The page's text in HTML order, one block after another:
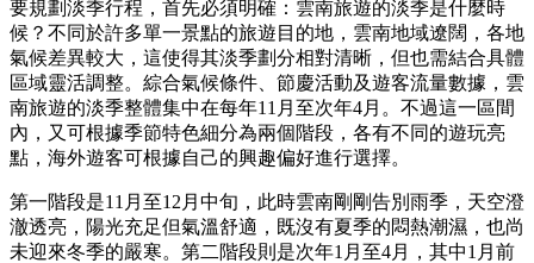
要規劃淡季行程，首先必須明確：雲南旅遊的淡季是什麼時
候？不同於許多單一景點的旅遊目的地，雲南地域遼闊，各地
氣候差異較大，這使得其淡季劃分相對清晰，但也需結合具體
區域靈活調整。綜合氣候條件、節慶活動及遊客流量數據，雲
南旅遊的淡季整體集中在每年11月至次年4月。不過這一區間
內，又可根據季節特色細分為兩個階段，各有不同的遊玩亮
點，海外遊客可根據自己的興趣偏好進行選擇。
第一階段是11月至12月中旬，此時雲南剛剛告別雨季，天空澄
澈透亮，陽光充足但氣溫舒適，既沒有夏季的悶熱潮濕，也尚
未迎來冬季的嚴寒。第二階段則是次年1月至4月，其中1月前